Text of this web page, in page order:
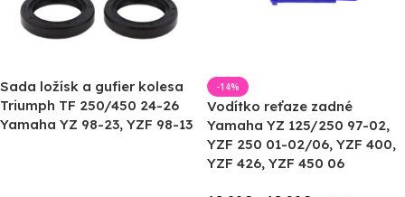
Sada ložísk a gufier kolesa
Triumph TF 250/450 24-26
Yamaha YZ 98-23, YZF 98-13
-14%
Vodítko reťaze zadné
Yamaha YZ 125/250 97-02,
YZF 250 01-02/06, YZF 400,
YZF 426, YZF 450 06